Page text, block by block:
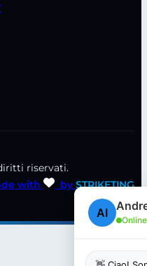
riservati.
with
by STRIKETING